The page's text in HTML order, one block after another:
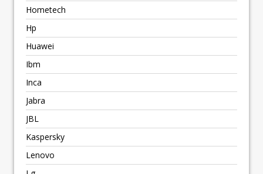
Hometech
Hp
Huawei
Ibm
Inca
Jabra
JBL
Kaspersky
Lenovo